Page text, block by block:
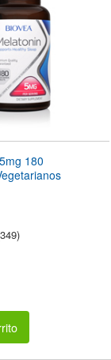
180